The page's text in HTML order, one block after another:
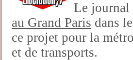
Le journal
au Grand Paris dans
ce projet pour la
et de transports.